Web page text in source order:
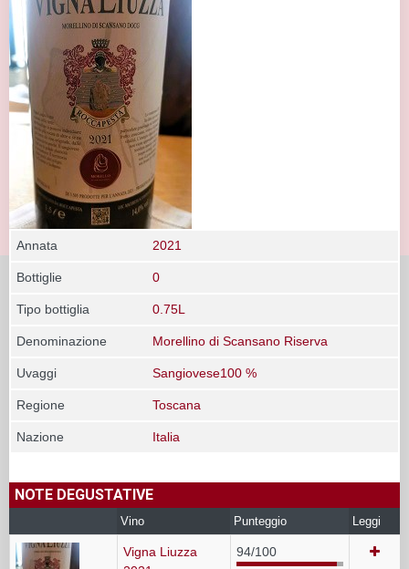
Annata 2021
Bottiglie 0
Tipo bottiglia 0.75L
Denominazione Morellino di Scansano Riserva
Uvaggi Sangiovese100 %
Regione Toscana
Nazione Italia
NOTE DEGUSTATIVE
Vino Punteggio Leggi
Vigna Liuzza
94/100